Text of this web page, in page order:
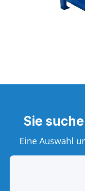
Sie
Eine Auswahl